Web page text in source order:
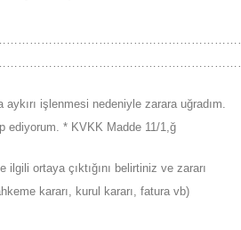
işlenmesi nedeniyle zarara uğradım.
ediyorum. * KVKK Madde 11/1,ğ
ortaya çıktığını belirtiniz ve zararı
kararı, kurul kararı, fatura vb)